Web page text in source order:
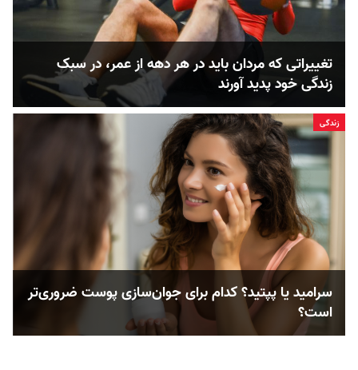
تغییراتی که مردان باید در هر دهه از عمر، در سبک
زندگی خود پدید آورند
زندگی
سرامید یا پپتید؟ کدام‌‌ برای جوان‌سازی پوست ضروری‌تر
است؟